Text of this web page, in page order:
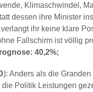
Klimaschwindel,
dessen ihre Minister
ihr keine klare
Fallschirm ist völlig
40,2%;
): Anders als die
die Politik Leistungen